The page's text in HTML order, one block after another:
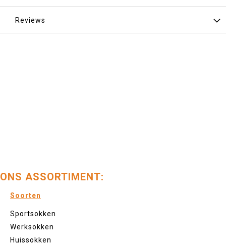
Reviews
ONS ASSORTIMENT:
Soorten
Sportsokken
Werksokken
Huissokken